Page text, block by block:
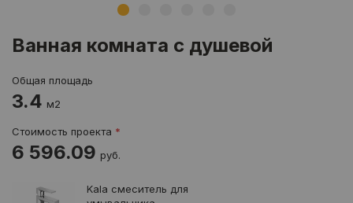
Ванная комната с душевой
Общая площадь
3.4 м2
Стоимость проекта *
6 596.09 руб.
Kala смеситель для